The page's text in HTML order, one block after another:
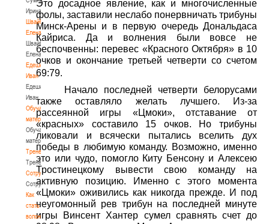
Ирина
Швайбович
Елена
Швайбович
Елена
Едешко
Иван
Едешко
Иван
Обучающие
материалы
Обучающие
материалы
Тренерам
Тренерам
Сотрудничество
Сотрудничество
Как
стать
волонтером
Это досадное явление, как и многочисленные
фолы, заставили неслабо понервничать трибуны
Минск-Арены и в первую очередь Дональдаса
Кайриса. Да и волнения были вовсе не
беспочвенны: перевес «Красного Октября» в 10
очков и окончание третьей четверти со счетом
69:79.
Начало последней четверти белорусами
также оставляло желать лучшего. Из-за
рассеянной игры «Цмоки», отставание от
«красных» составило 15 очков. Но трибуны
ликовали и всячески пытались вселить дух
победы в любимую команду. Возможно, именно
это или чудо, помогло Киту Бенсону и Алексею
Тростинецкому вывести свою команду на
активную позицию. Именно с этого момента
«Цмоки» оживились как никогда прежде. И под
неугомонный рев трибун на последней минуте
игры Винсент Хантер сумел сравнять счет до